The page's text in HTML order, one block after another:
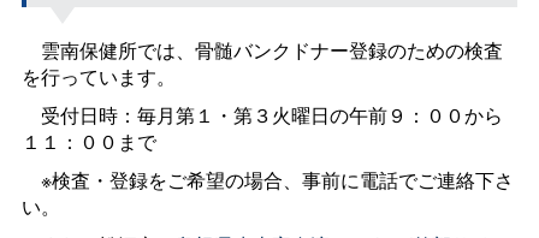
雲南保健所では、骨髄バンクドナー登録のための検査
を行っています。
受付日時：毎月第１・第３火曜日の午前９：００から
１１：００まで
※検査・登録をご希望の場合、事前に電話でご連絡下さ
い。